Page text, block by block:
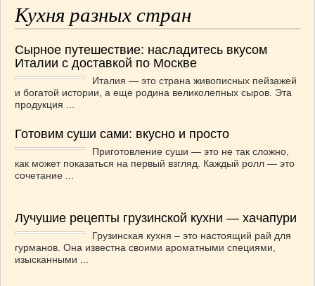
Кухня разных стран
Сырное путешествие: насладитесь вкусом
Италии с доставкой по Москве
Италия — это страна живописных пейзажей
и богатой истории, а еще родина великолепных сыров. Эта
продукция ...
Готовим суши сами: вкусно и просто
Приготовление суши — это не так сложно,
как может показаться на первый взгляд. Каждый ролл — это
сочетание ...
Лучушие рецепты грузинской кухни — хачапури
Грузинская кухня – это настоящий рай для
гурманов. Она известна своими ароматными специями,
изысканными ...